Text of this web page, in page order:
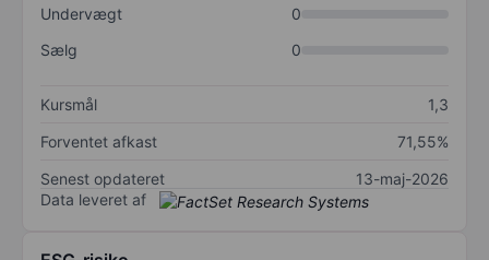
Undervægt
0
Sælg
0
Kursmål
1,3
Forventet afkast
71,55%
Senest opdateret
13-maj-2026
Data leveret af